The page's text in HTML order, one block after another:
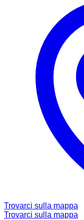
Trovarci sulla mappa
Trovarci sulla mappa